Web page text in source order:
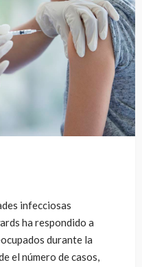
infecciosas
ha respondido a
durante la
el número de casos,